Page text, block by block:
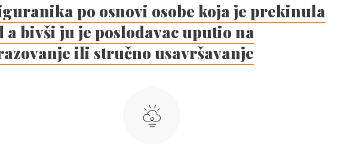
po osnovi osobe koja je prekinula
a bivši ju je poslodavac uputio na
ili stručno usavršavanje